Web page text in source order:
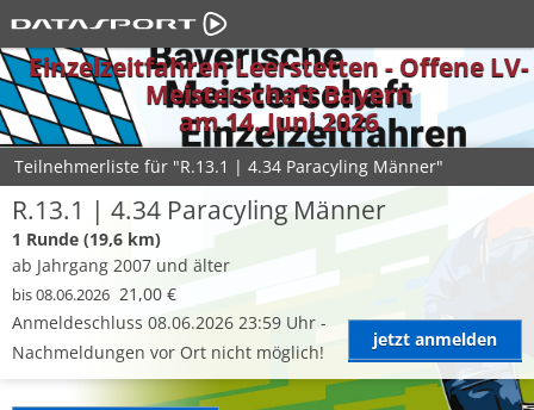
Einzelzeitfahren Leerstetten - Offene LV-
Meisterschaft Bayern
am 14. Juni 2026
Teilnehmerliste für "R.13.1 | 4.34 Paracyling Männer"
R.13.1 | 4.34 Paracyling Männer
1 Runde (19,6 km)
ab Jahrgang 2007 und älter
bis 08.06.2026 21,00 €
Anmeldeschluss 08.06.2026 23:59 Uhr -
Nachmeldungen vor Ort nicht möglich!
jetzt anmelden